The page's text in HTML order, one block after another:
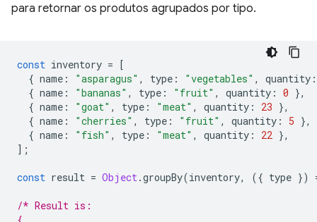
para retornar os produtos agrupados por tipo.
const inventory = [
{ name : "asparagus" , type : "vegetables" , quantity :
{ name : "bananas" , type : "fruit" , quantity : 0 },
{ name : "goat" , type : "meat" , quantity : 23 },
{ name : "cherries" , type : "fruit" , quantity : 5 },
{ name : "fish" , type : "meat" , quantity : 22 },
];
const result = Object .groupBy(inventory, ({ type })
/* Result is:
{